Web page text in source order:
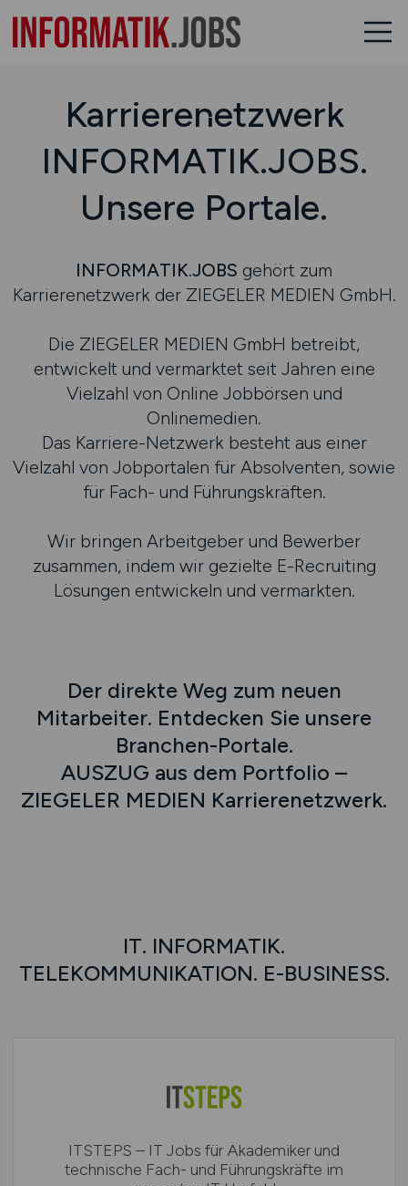
Karrierenetzwerk
INFORMATIK.JOBS.
Unsere Portale.
INFORMATIK.JOBS gehört zum
Karrierenetzwerk der ZIEGELER MEDIEN GmbH.
Die ZIEGELER MEDIEN GmbH betreibt,
entwickelt und vermarktet seit Jahren eine
Vielzahl von Online Jobbörsen und
Onlinemedien.
Das Karriere-Netzwerk besteht aus einer
Vielzahl von Jobportalen für Absolventen, sowie
für Fach- und Führungskräften.
Wir bringen Arbeitgeber und Bewerber
zusammen, indem wir gezielte E-Recruiting
Lösungen entwickeln und vermarkten.
Der direkte Weg zum neuen
Mitarbeiter. Entdecken Sie unsere
Branchen-Portale.
AUSZUG aus dem Portfolio –
ZIEGELER MEDIEN Karrierenetzwerk.
IT. INFORMATIK.
TELEKOMMUNIKATION. E-BUSINESS.
ITSTEPS – IT Jobs für Akademiker und
technische Fach- und Führungskräfte im